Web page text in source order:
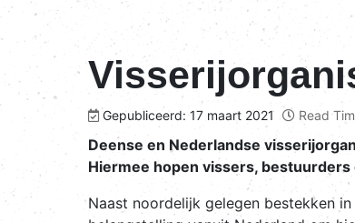
Gepubliceerd: 17 maart 2021 Read
Deense en Nederlandse
Hiermee hopen vissers,
Naast noordelijk gelegen bestekken